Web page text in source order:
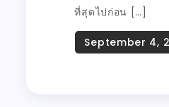
ที่สุดไปก่อน […]